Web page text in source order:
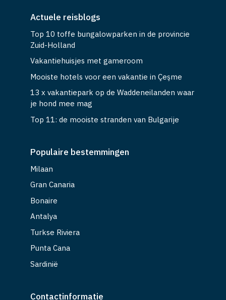
Actuele reisblogs
Top 10 toffe bungalowparken in de provincie
Zuid-Holland
Vakantiehuisjes met gameroom
Mooiste hotels voor een vakantie in Çeşme
13 x vakantiepark op de Waddeneilanden waar
je hond mee mag
Top 11: de mooiste stranden van Bulgarije
Populaire bestemmingen
Milaan
Gran Canaria
Bonaire
Antalya
Turkse Riviera
Punta Cana
Sardinië
Contactinformatie